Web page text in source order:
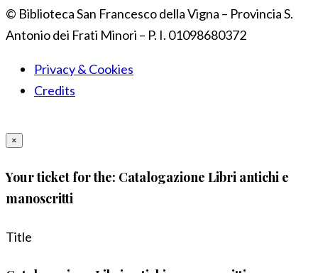
© Biblioteca San Francesco della Vigna – Provincia S.
Antonio dei Frati Minori – P. I. 01098680372
Privacy & Cookies
Credits
×
Your ticket for the: Catalogazione Libri antichi e
manoscritti
Title